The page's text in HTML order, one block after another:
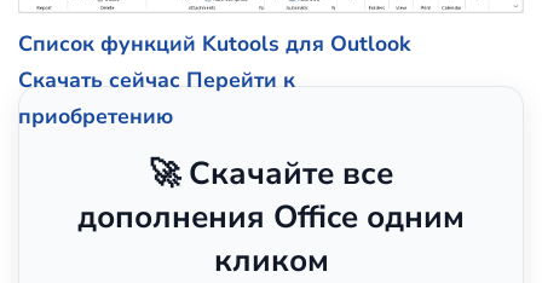
Список функций Kutools для Outlook
Скачать сейчас Перейти к
приобретению
🚀 Скачайте все
дополнения Office одним
кликом